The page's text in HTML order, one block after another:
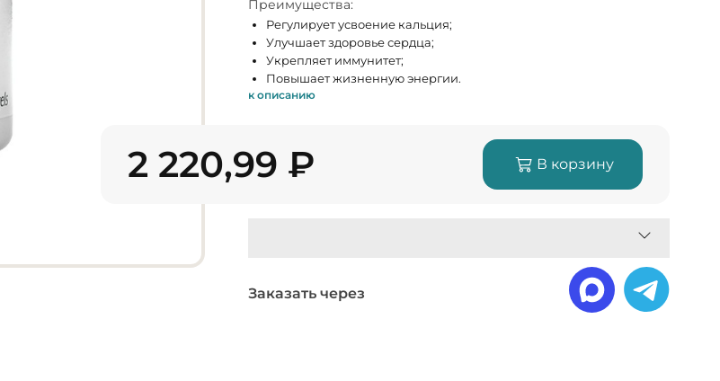
Преимущества:
Регулирует усвоение кальция;
Улучшает здоровье сердца;
Укрепляет иммунитет;
Повышает жизненную энергии.
к описанию
2 220,99 ₽ В корзину
Заказать через